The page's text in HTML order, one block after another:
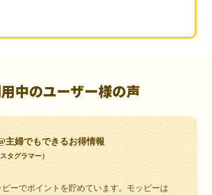
中のユーザー様の声
主婦でもできるお得情報
スタグラマー）
ーでポイントを貯めています。モッピーは